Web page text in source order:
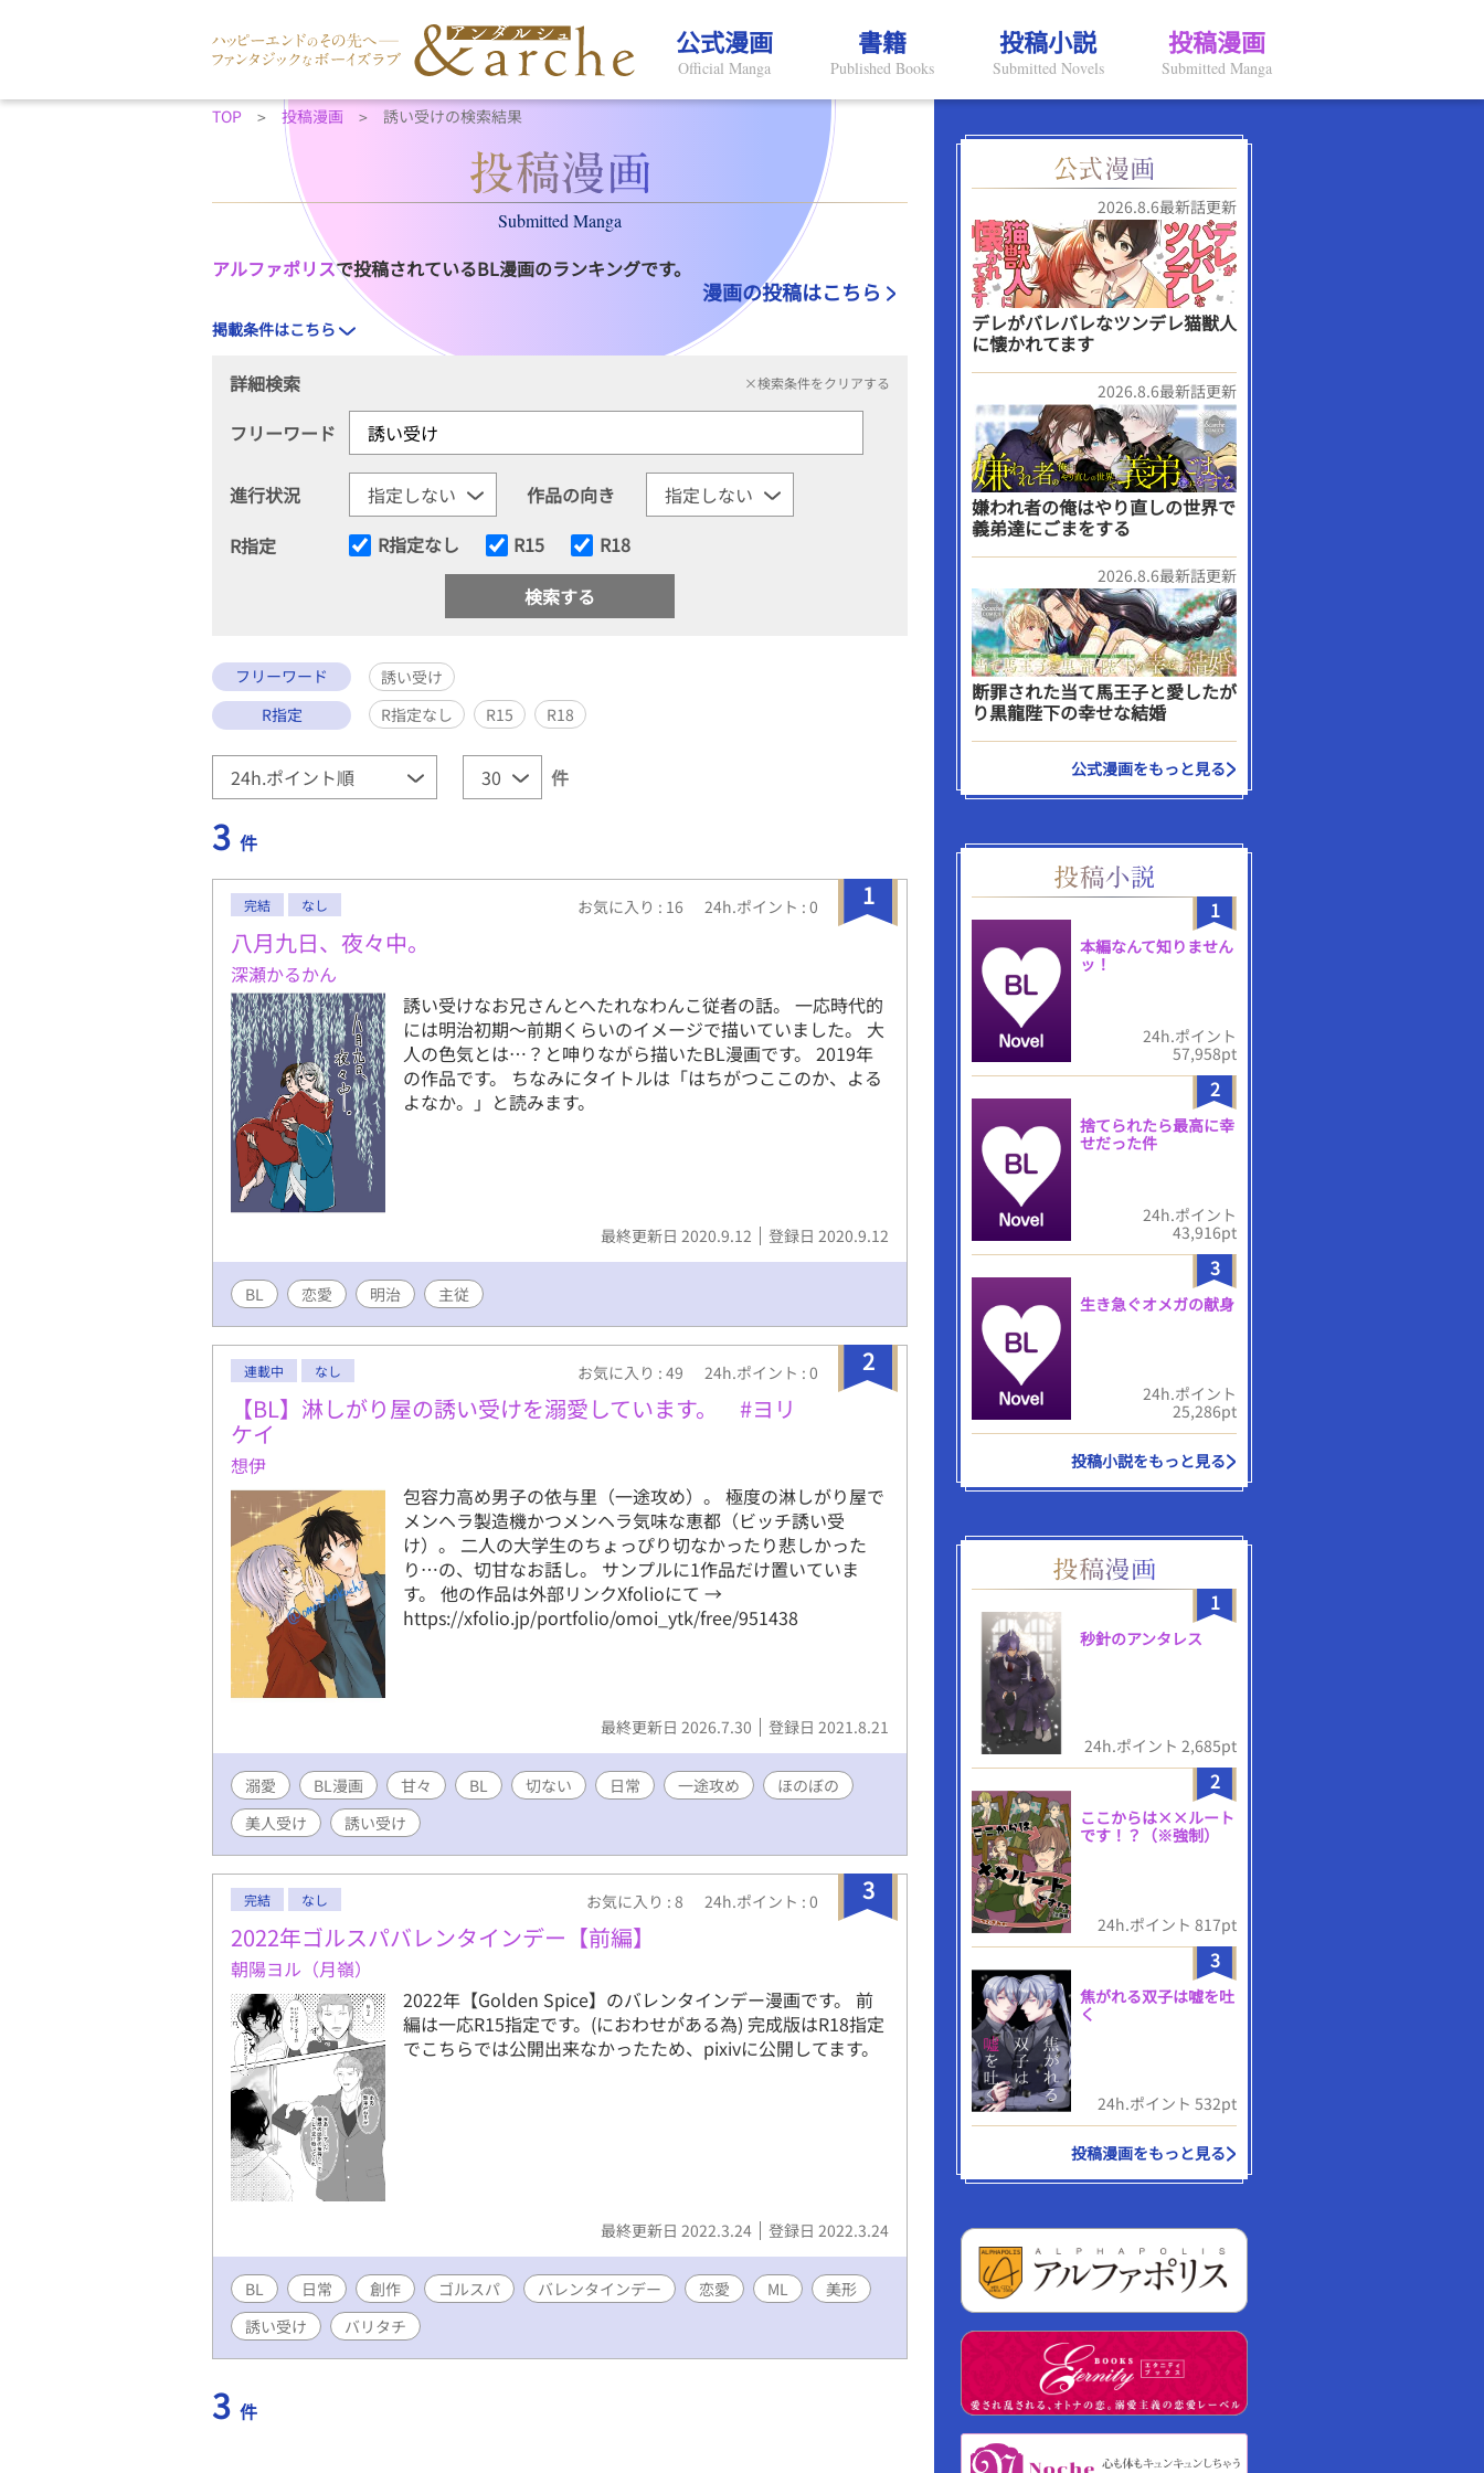
公式漫画
Official Manga
書籍
Published Books
投稿小説
Submitted Novels
投稿漫画
Submitted Manga
TOP 投稿漫画 誘い受けの検索結果
Submitted Manga
アルファポリスで投稿されているBL漫画のランキングです。
漫画の投稿はこちら
掲載条件はこちら
詳細検索 ×検索条件をクリアする
フリーワード
進行状況
作品の向き
R指定
R指定なし R15 R18
フリーワード
誘い受け
R指定
R指定なし R15 R18
件
3 件
1
完結 なし お気に入り : 16 24h.ポイント : 0
八月九日、夜々中。
深瀬かるかん
誘い受けなお兄さんとへたれなわんこ従者の話。 一応時代的
には明治初期～前期くらいのイメージで描いていました。 大
人の色気とは…？と呻りながら描いたBL漫画です。 2019年
の作品です。 ちなみにタイトルは「はちがつここのか、よる
よなか。」と読みます。
最終更新日 2020.9.12 登録日 2020.9.12
BL 恋愛 明治 主従
2
連載中 なし お気に入り : 49 24h.ポイント : 0
【BL】淋しがり屋の誘い受けを溺愛しています。 #ヨリ
ケイ
想伊
包容力高め男子の依与里（一途攻め）。 極度の淋しがり屋で
メンヘラ製造機かつメンヘラ気味な恵都（ビッチ誘い受
け）。 二人の大学生のちょっぴり切なかったり悲しかった
り…の、切甘なお話し。 サンプルに1作品だけ置いていま
す。 他の作品は外部リンクXfolioにて →
https://xfolio.jp/portfolio/omoi_ytk/free/951438
最終更新日 2026.7.30 登録日 2021.8.21
溺愛 BL漫画 甘々 BL 切ない 日常 一途攻め
ほのぼの
美人受け
誘い受け
3
完結 なし お気に入り : 8 24h.ポイント : 0
2022年ゴルスパバレンタインデー【前編】
朝陽ヨル（月嶺）
2022年【Golden Spice】のバレンタインデー漫画です。 前
編は一応R15指定です。(におわせがある為) 完成版はR18指定
でこちらでは公開出来なかったため、pixivに公開してます。
最終更新日 2022.3.24 登録日 2022.3.24
BL 日常 創作 ゴルスパ バレンタインデー 恋愛 ML
美形
誘い受け
バリタチ
3 件
2026.8.6最新話更新
デレがバレバレなツンデレ猫獣人
に懐かれてます
2026.8.6最新話更新
嫌われ者の俺はやり直しの世界で
義弟達にごまをする
2026.8.6最新話更新
断罪された当て馬王子と愛したが
り黒龍陛下の幸せな結婚
公式漫画をもっと見る
1
本編なんて知りません
ッ！
24h.ポイント
57,958pt
2
捨てられたら最高に幸
せだった件
24h.ポイント
43,916pt
3
生き急ぐオメガの献身
24h.ポイント
25,286pt
投稿小説をもっと見る
1
秒針のアンタレス
24h.ポイント 2,685pt
2
ここからは××ルート
です！？（※強制）
24h.ポイント 817pt
3
焦がれる双子は嘘を吐
く
24h.ポイント 532pt
投稿漫画をもっと見る